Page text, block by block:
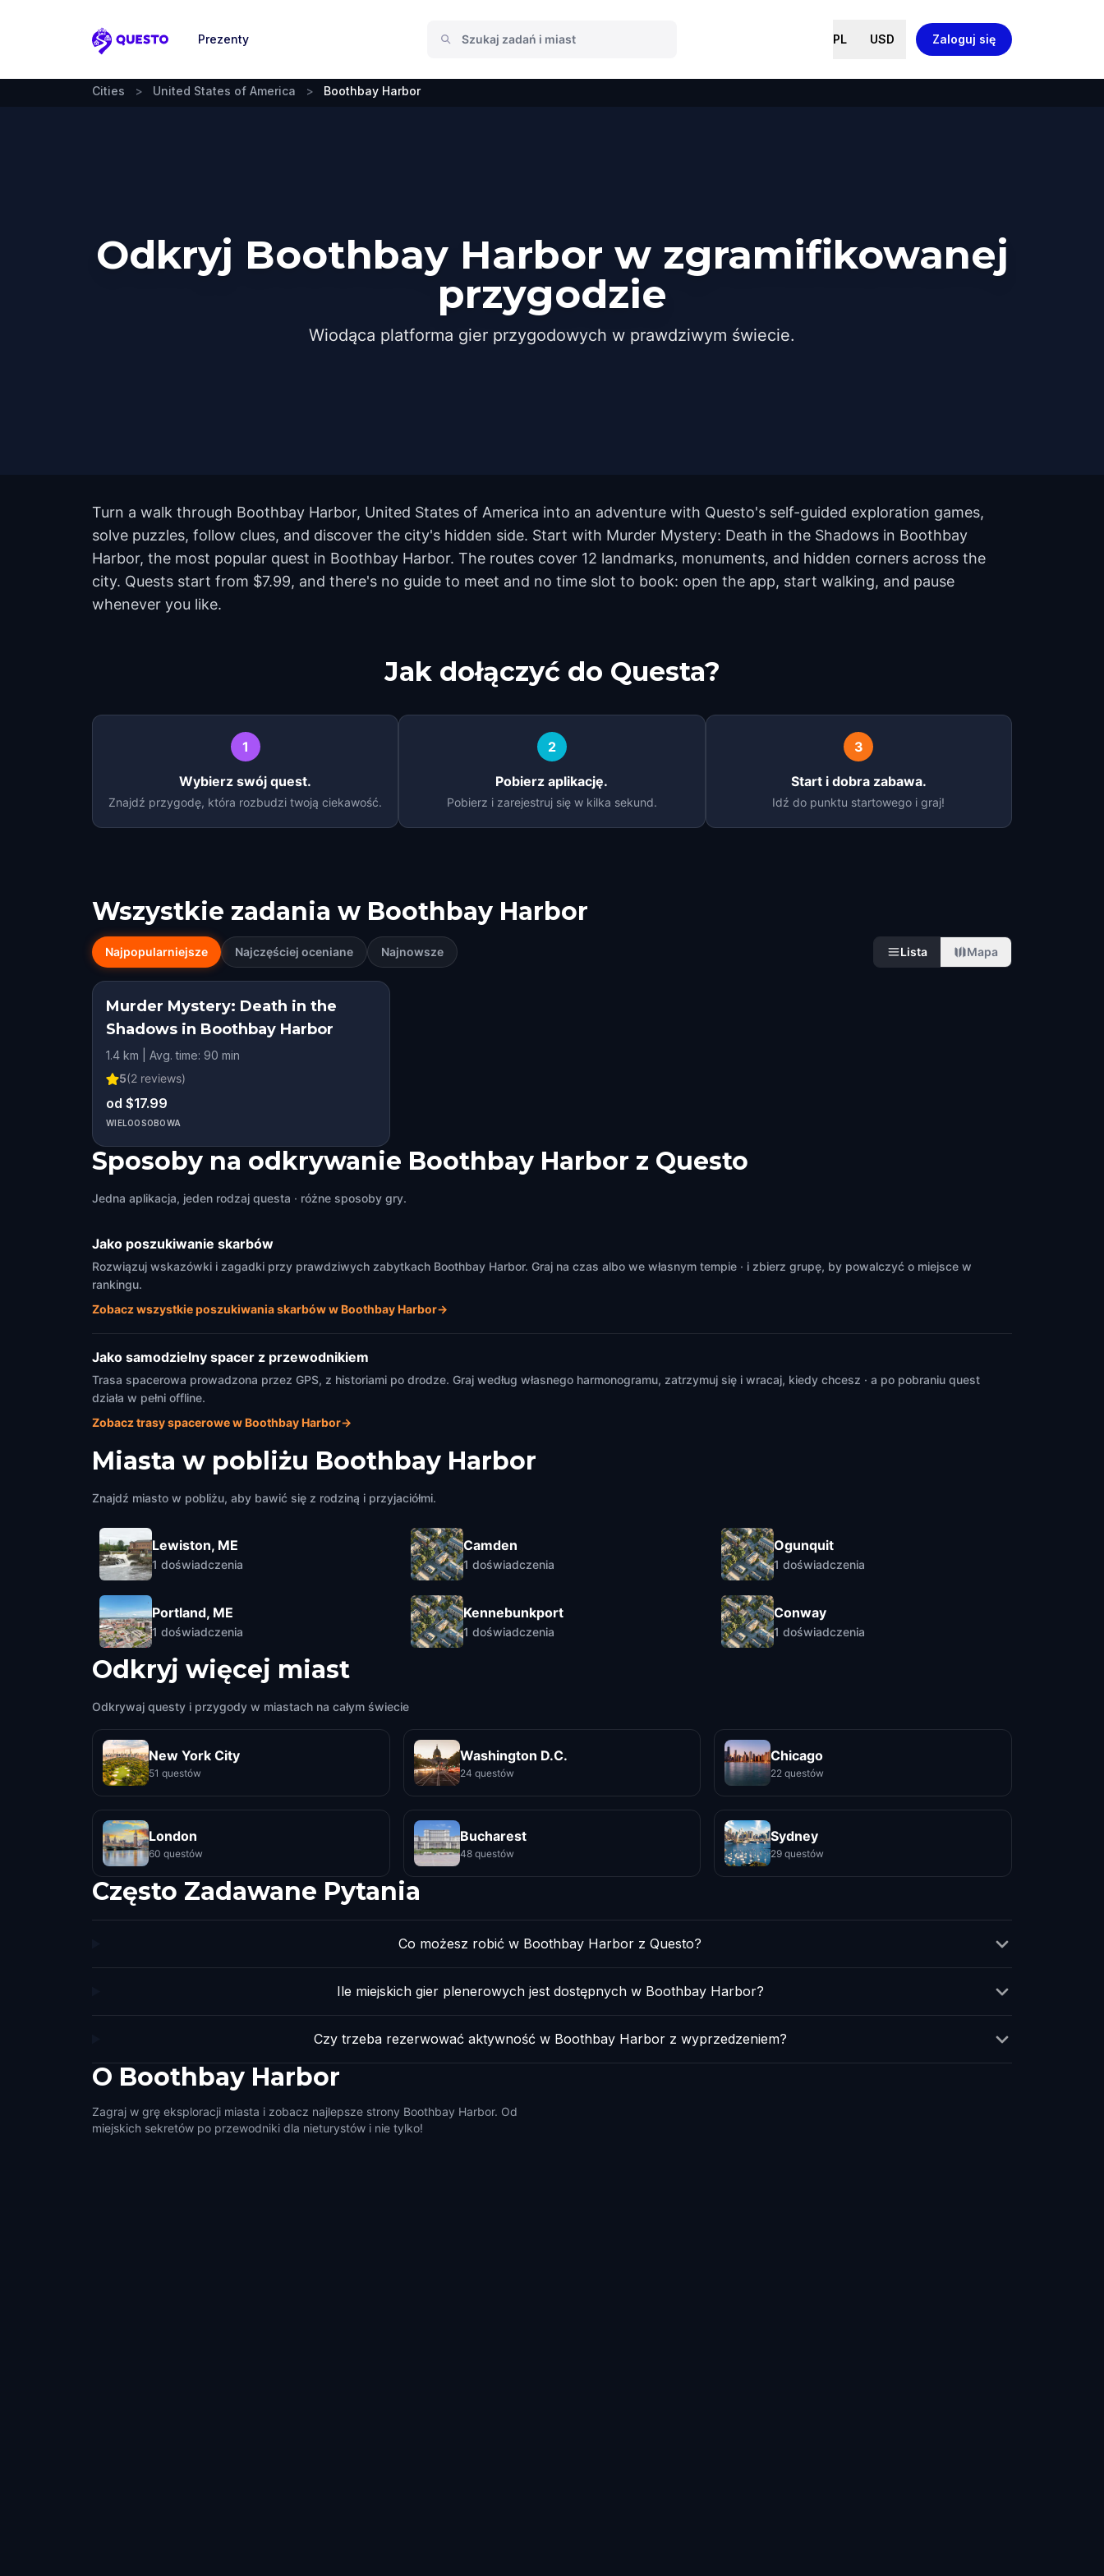
Questo
Prezenty PL USD Zaloguj się
Cities > United States of America > Boothbay Harbor
Odkryj Boothbay Harbor w zgramifikowanej
przygodzie
Wiodąca platforma gier przygodowych w prawdziwym świecie.
Turn a walk through Boothbay Harbor, United States of America into an adventure with Questo's self-guided exploration games,
solve puzzles, follow clues, and discover the city's hidden side. Start with Murder Mystery: Death in the Shadows in Boothbay
Harbor, the most popular quest in Boothbay Harbor. The routes cover 12 landmarks, monuments, and hidden corners across the
city. Quests start from $7.99, and there's no guide to meet and no time slot to book: open the app, start walking, and pause
whenever you like.
Jak dołączyć do Questa?
1
Wybierz swój quest.
Znajdź przygodę, która rozbudzi twoją ciekawość.
2
Pobierz aplikację.
Pobierz i zarejestruj się w kilka sekund.
3
Start i dobra zabawa.
Idź do punktu startowego i graj!
Wszystkie zadania w Boothbay Harbor
Najpopularniejsze Najczęściej oceniane Najnowsze Lista Mapa
Murder Mystery: Death in the
Shadows in Boothbay Harbor
1.4 km | Avg. time: 90 min
5(2 reviews)
od $17.99
WIELOOSOBOWA
Sposoby na odkrywanie Boothbay Harbor z Questo
Jedna aplikacja, jeden rodzaj questa · różne sposoby gry.
Jako poszukiwanie skarbów
Rozwiązuj wskazówki i zagadki przy prawdziwych zabytkach Boothbay Harbor. Graj na czas albo we własnym tempie · i zbierz grupę, by powalczyć o miejsce w
rankingu.
Zobacz wszystkie poszukiwania skarbów w Boothbay Harbor→
Jako samodzielny spacer z przewodnikiem
Trasa spacerowa prowadzona przez GPS, z historiami po drodze. Graj według własnego harmonogramu, zatrzymuj się i wracaj, kiedy chcesz · a po pobraniu quest
działa w pełni offline.
Zobacz trasy spacerowe w Boothbay Harbor→
Miasta w pobliżu Boothbay Harbor
Znajdź miasto w pobliżu, aby bawić się z rodziną i przyjaciółmi.
Lewiston, ME
1 doświadczenia
Portland, ME
1 doświadczenia
Camden
1 doświadczenia
Kennebunkport
1 doświadczenia
Ogunquit
1 doświadczenia
Conway
1 doświadczenia
Odkryj więcej miast
Odkrywaj questy i przygody w miastach na całym świecie
New York City
51 questów
Washington D.C.
24 questów
Chicago
22 questów
London
60 questów
Bucharest
48 questów
Sydney
29 questów
Często Zadawane Pytania
Co możesz robić w Boothbay Harbor z Questo?
Ile miejskich gier plenerowych jest dostępnych w Boothbay Harbor?
Czy trzeba rezerwować aktywność w Boothbay Harbor z wyprzedzeniem?
O Boothbay Harbor
Zagraj w grę eksploracji miasta i zobacz najlepsze strony Boothbay Harbor. Od
miejskich sekretów po przewodniki dla nieturystów i nie tylko!